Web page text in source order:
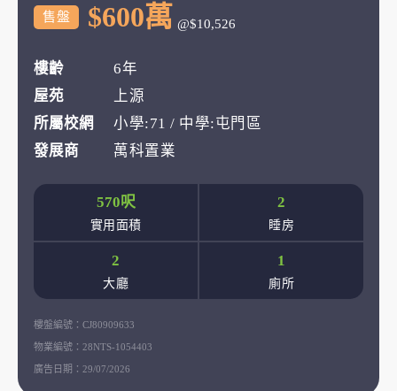
售盤 $600萬 @$10,526
樓齡
6年
屋苑
上源
所屬校網
小學:71 / 中學:屯門區
發展商
萬科置業
570呎
實用面積
2
睡房
2
大廳
1
廁所
樓盤編號： CJ80909633
物業編號： 28NTS-1054403
廣告日期： 29/07/2026